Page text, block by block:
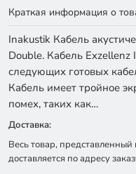
Краткая информация о
Inakustik Кабель
Double. Кабель
следующих готовых
Кабель имеет тройное
помех, таких как…
Доставка:
Весь товар,
доставляется по адресу